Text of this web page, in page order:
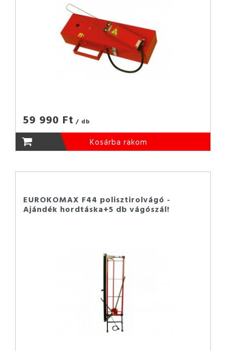
59 990 Ft / db
Kosárba rakom
EUROKOMAX F44 polisztirolvágó -
Ajándék hordtáska+5 db vágószál!